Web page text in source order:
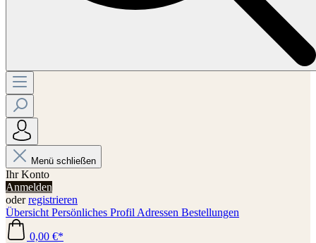
Menü schließen
Ihr Konto
Anmelden
oderregistrieren
Übersicht Persönliches Profil Adressen Bestellungen
0,00 €*